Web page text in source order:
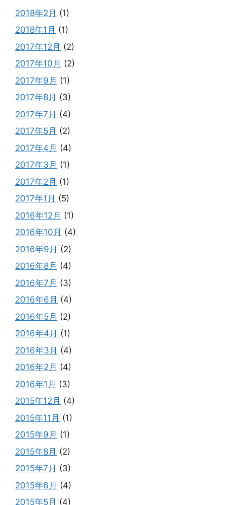
2018年2月 (1)
2018年1月 (1)
2017年12月 (2)
2017年10月 (2)
2017年9月 (1)
2017年8月 (3)
2017年7月 (4)
2017年5月 (2)
2017年4月 (4)
2017年3月 (1)
2017年2月 (1)
2017年1月 (5)
2016年12月 (1)
2016年10月 (4)
2016年9月 (2)
2016年8月 (4)
2016年7月 (3)
2016年6月 (4)
2016年5月 (2)
2016年4月 (1)
2016年3月 (4)
2016年2月 (4)
2016年1月 (3)
2015年12月 (4)
2015年11月 (1)
2015年9月 (1)
2015年8月 (2)
2015年7月 (3)
2015年6月 (4)
2015年5月 (4)